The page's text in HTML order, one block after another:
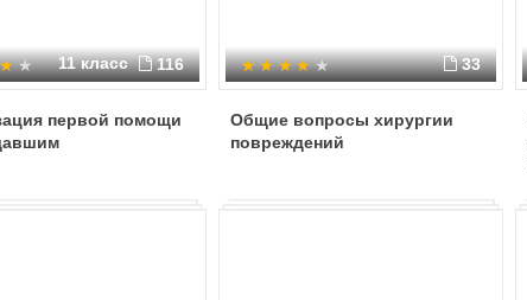
11 класс 116
первой помощи
33
Общие вопросы хирургии
повреждений